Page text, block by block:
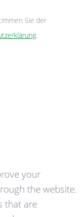
Sie der
.
your
the website.
that are